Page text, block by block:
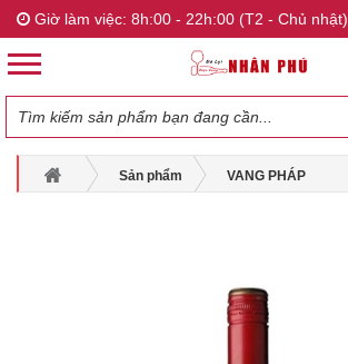
Giờ làm việc: 8h:00 - 22h:00 (T2 - Chủ nhật)
Sản phẩm VANG PHÁP